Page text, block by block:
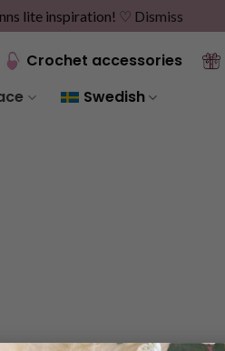
lite inspiration! ♡ Dismiss
Crochet accessories
Swedish